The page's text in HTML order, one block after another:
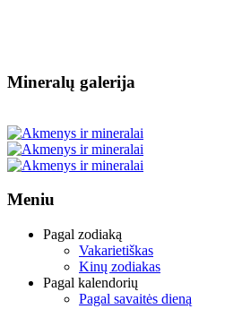
Mineralų galerija
Meniu
Pagal zodiaką
Vakarietiškas
Kinų zodiakas
Pagal kalendorių
Pagal savaitės dieną